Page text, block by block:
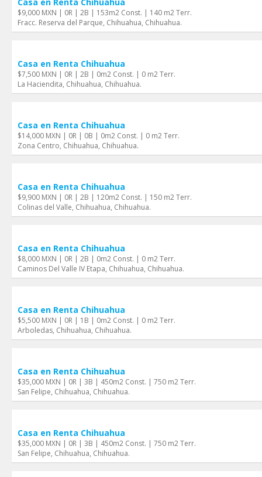
$9,000 MXN | 0R | 2B | 153m2 Const. | 140 m2 Terr.
Fracc. Reserva del Parque, Chihuahua, Chihuahua.
Casa en Renta Chihuahua
$7,500 MXN | 0R | 2B | 0m2 Const. | 0 m2 Terr.
La Haciendita, Chihuahua, Chihuahua.
Casa en Renta Chihuahua
$14,000 MXN | 0R | 0B | 0m2 Const. | 0 m2 Terr.
Zona Centro, Chihuahua, Chihuahua.
Casa en Renta Chihuahua
$9,900 MXN | 0R | 2B | 120m2 Const. | 150 m2 Terr.
Colinas del Valle, Chihuahua, Chihuahua.
Casa en Renta Chihuahua
$8,000 MXN | 0R | 2B | 0m2 Const. | 0 m2 Terr.
Caminos Del Valle IV Etapa, Chihuahua, Chihuahua.
Casa en Renta Chihuahua
$5,500 MXN | 0R | 1B | 0m2 Const. | 0 m2 Terr.
Arboledas, Chihuahua, Chihuahua.
Casa en Renta Chihuahua
$35,000 MXN | 0R | 3B | 450m2 Const. | 750 m2 Terr.
San Felipe, Chihuahua, Chihuahua.
Casa en Renta Chihuahua
$35,000 MXN | 0R | 3B | 450m2 Const. | 750 m2 Terr.
San Felipe, Chihuahua, Chihuahua.